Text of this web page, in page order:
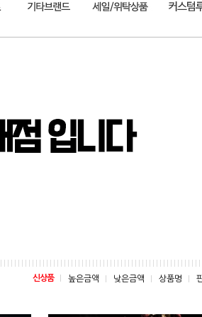
신상품 높은금액 낮은금액 상품명